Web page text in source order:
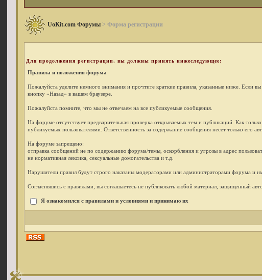
UoKit.com Форумы> Форма регистрации
Для продолжения регистрации, вы должны принять нижеследующее:
Правила и положения форума
Пожалуйста уделите немного внимания и прочтите краткие правила, указанные ниже. Если
кнопку «Назад» в вашем браузере.
Пожалуйста помните, что мы не отвечаем на все публикуемые сообщения.
На форуме отсутствует предварительная проверка открываемых тем и публикаций. Как
публикуемых пользователями. Ответственность за содержание сообщения несет только его
На форуме запрещено:
отправка сообщений не по содержанию форума/темы, оскорбления и угрозы в адрес
не нормативная лексика, сексуальные домогательства и т.д.
Нарушители правил будут строго наказаны модераторами или администраторами форума и
Согласившись с правилами, вы соглашаетесь не публиковать любой материал, защищенный
Я ознакомился с правилами и условиями и принимаю их